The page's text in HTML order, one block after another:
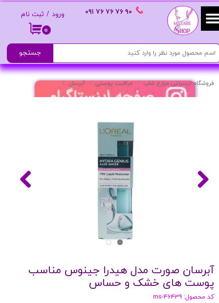
۰
ورود / ثبت نام
حساب کاربری من
تغییر گذر واژه
سفارشات
خروج از حساب کاربری
٩٠ ٧۶ ٧۶ ٧۶ ٠٩١
جستجو
فروشگاه اینترنتی مزارع شاپ مراقبت پوستی آبرسان آبرسان صورت مدل
آبرسان صورت مدل هیدرا جینوس مناسب
پوست های خشک و حساس
کد محصول: ms-46439